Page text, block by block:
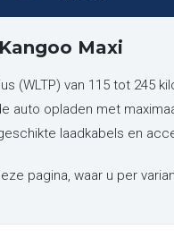
Maxi
(WLTP) van 115 tot 245
auto opladen met
laadkabels en
pagina, waar u per